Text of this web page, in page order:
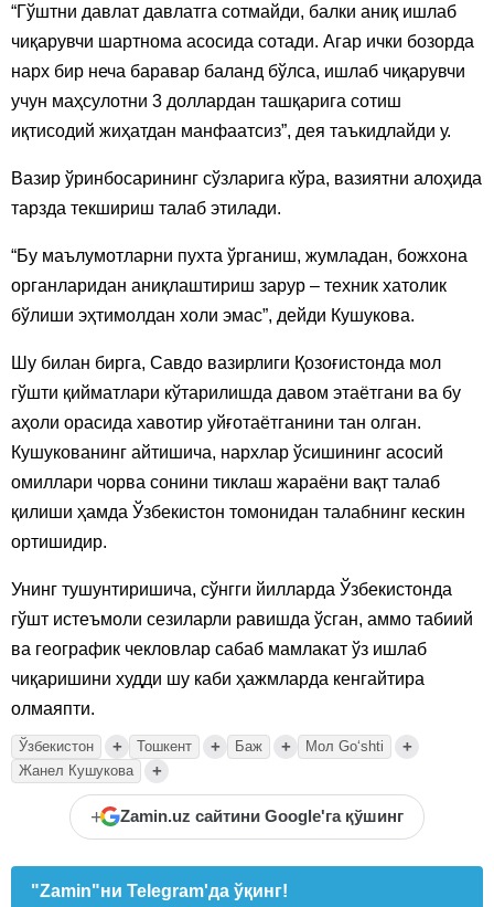
“Гўштни давлат давлатга сотмайди, балки аниқ ишлаб
чиқарувчи шартнома асосида сотади. Агар ички бозорда
нарх бир неча баравар баланд бўлса, ишлаб чиқарувчи
учун маҳсулотни 3 доллардан ташқарига сотиш
иқтисодий жиҳатдан манфаатсиз”, дея таъкидлайди у.
Вазир ўринбосарининг сўзларига кўра, вазиятни алоҳида
тарзда текшириш талаб этилади.
“Бу маълумотларни пухта ўрганиш, жумладан, божхона
органларидан аниқлаштириш зарур – техник хатолик
бўлиши эҳтимолдан холи эмас”, дейди Кушукова.
Шу билан бирга, Савдо вазирлиги Қозоғистонда мол
гўшти қийматлари кўтарилишда давом этаётгани ва бу
аҳоли орасида хавотир уйғотаётганини тан олган.
Кушукованинг айтишича, нархлар ўсишининг асосий
омиллари чорва сонини тиклаш жараёни вақт талаб
қилиши ҳамда Ўзбекистон томонидан талабнинг кескин
ортишидир.
Унинг тушунтиришича, сўнгги йилларда Ўзбекистонда
гўшт истеъмоли сезиларли равишда ўсган, аммо табиий
ва географик чекловлар сабаб мамлакат ўз ишлаб
чиқаришини худди шу каби ҳажмларда кенгайтира
олмаяпти.
Ўзбекистон + Тошкент + Баж + Мол Goʻshti +
Жанел Кушукова +
+ Zamin.uz сайтини Google'га қўшинг
"Zamin"ни Telegram'да ўқинг!